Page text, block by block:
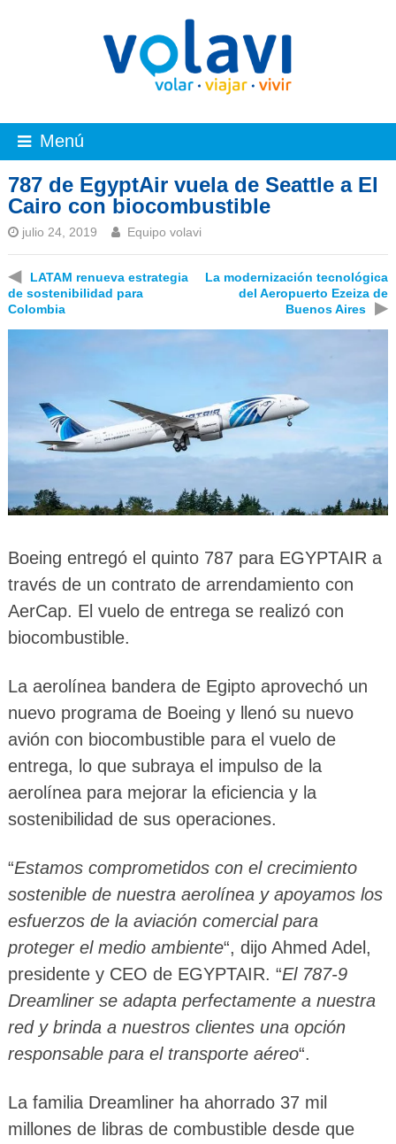
Menú
787 de EgyptAir vuela de Seattle a El
Cairo con biocombustible
julio 24, 2019 Equipo volavi
◀
LATAM renueva estrategia
de sostenibilidad para
Colombia
La modernización tecnológica
del Aeropuerto Ezeiza de
Buenos Aires
▶
Boeing entregó el quinto 787 para EGYPTAIR a
través de un contrato de arrendamiento con
AerCap. El vuelo de entrega se realizó con
biocombustible.
La aerolínea bandera de Egipto aprovechó un
nuevo programa de Boeing y llenó su nuevo
avión con biocombustible para el vuelo de
entrega, lo que subraya el impulso de la
aerolínea para mejorar la eficiencia y la
sostenibilidad de sus operaciones.
“Estamos comprometidos con el crecimiento
sostenible de nuestra aerolínea y apoyamos los
esfuerzos de la aviación comercial para
proteger el medio ambiente“, dijo Ahmed Adel,
presidente y CEO de EGYPTAIR. “El 787-9
Dreamliner se adapta perfectamente a nuestra
red y brinda a nuestros clientes una opción
responsable para el transporte aéreo“.
La familia Dreamliner ha ahorrado 37 mil
millones de libras de combustible desde que